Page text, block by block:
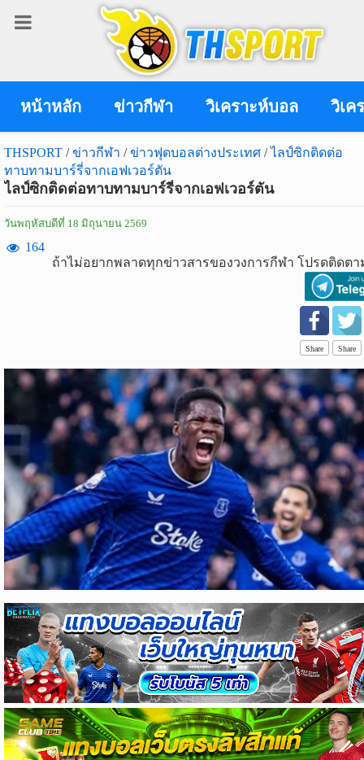
หน้าหลัก ข่าวกีฬา วิเคราะห์บอล วิเค
THSPORT / ข่าวกีฬา / ข่าวฟุตบอลต่างประเทศ / ไลป์ซิกติดต่อ
ทาบทามบาร์รี่จากเอฟเวอร์ตัน
ไลป์ซิกติดต่อทาบทามบาร์รี่จากเอฟเวอร์ตัน
วันพฤหัสบดีที่ 18 มิถุนายน 2569
164
ถ้าไม่อยากพลาดทุกข่าวสารของวงการกีฬา โปรดติดตา
Share Share
เข้า
เข้าสู่ระบบ
เข้าสู่ระบบด้วย facebook
สมัคร
สมาชิก
ข่าว
บอล
ข่าว
ฟุตบอล
ต่าง
ประเทศ
ข่าว
NBA
ข่าว
NFL
คอ
ลัม
นิ
สต์